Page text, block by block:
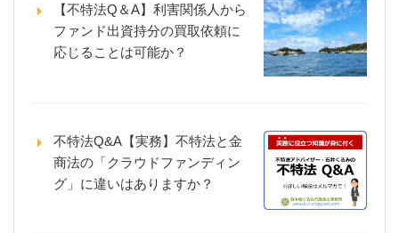
【不特法Q＆A】利害関係人から
ファンド出資持分の買取依頼に
応じることは可能か？
不特法Q&A【実務】不特法と金
商法の「クラウドファンディン
グ」に違いはありますか？